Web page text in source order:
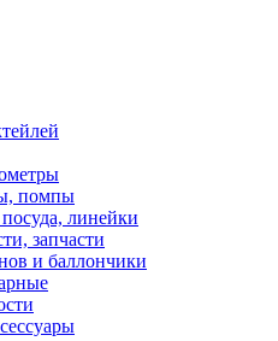
помпы
линейки
запчасти
и баллончики